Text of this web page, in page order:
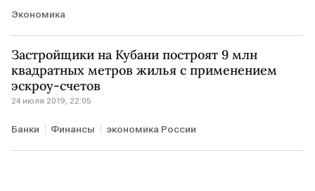
Экономика
Застройщики на Кубани построят 9 млн
квадратных метров жилья с применением
эскроу-счетов
24 июля 2019, 22:05
Банки Финансы экономика России